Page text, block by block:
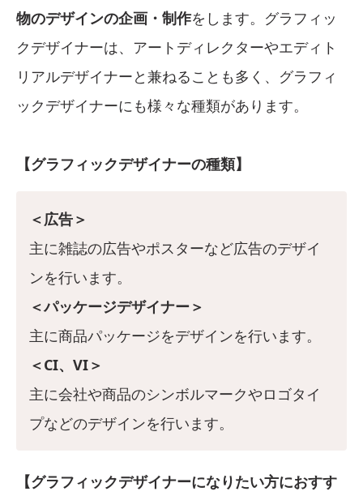
物のデザインの企画・制作をします。グラフィッ
クデザイナーは、アートディレクターやエディト
リアルデザイナーと兼ねることも多く、グラフィ
ックデザイナーにも様々な種類があります。
【グラフィックデザイナーの種類】
＜広告＞
主に雑誌の広告やポスターなど広告のデザイ
ンを行います。
＜パッケージデザイナー＞
主に商品パッケージをデザインを行います。
＜CI、VI＞
主に会社や商品のシンボルマークやロゴタイ
プなどのデザインを行います。
【グラフィックデザイナーになりたい方におすす